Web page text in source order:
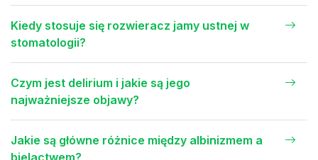
Kiedy stosuje się rozwieracz jamy ustnej w
stomatologii?
Czym jest delirium i jakie są jego
najważniejsze objawy?
Jakie są główne różnice między albinizmem a
bielactwem?